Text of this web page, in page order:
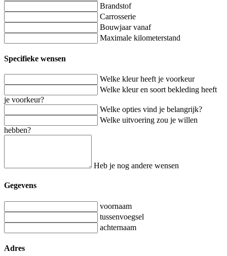
Brandstof
Carrosserie
Bouwjaar vanaf
Maximale kilometerstand
Specifieke wensen
Welke kleur heeft je voorkeur
Welke kleur en soort bekleding heeft
je voorkeur?
Welke opties vind je belangrijk?
Welke uitvoering zou je willen
hebben?
Heb je nog andere wensen
Gegevens
voornaam
tussenvoegsel
achternaam
Adres